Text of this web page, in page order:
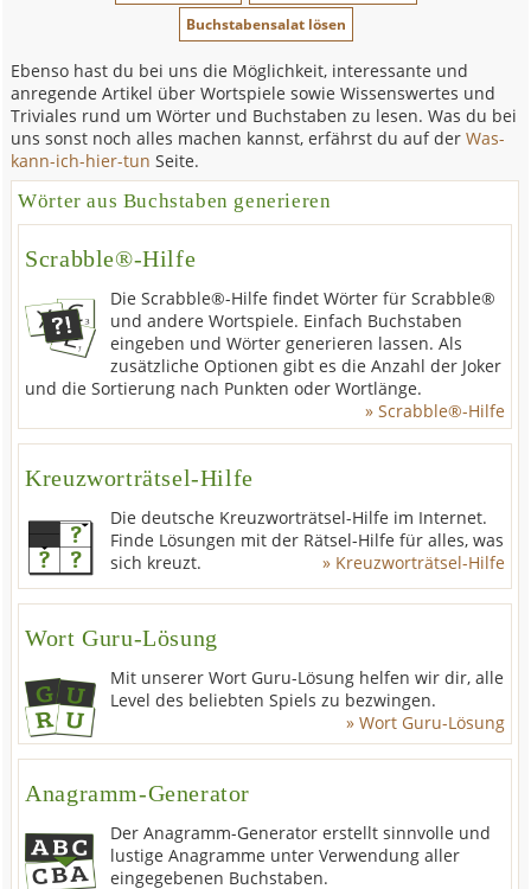
Ebenso hast du bei uns die Möglichkeit, interessante und
anregende Artikel über Wortspiele sowie Wissenswertes und
Triviales rund um Wörter und Buchstaben zu lesen. Was du bei
uns sonst noch alles machen kannst, erfährst du auf derWas-
kann-ich-hier-tun Seite.
Wörter aus Buchstaben generieren
Scrabble®-Hilfe
Die Scrabble®-Hilfe findet Wörter für Scrabble®
und andere Wortspiele. Einfach Buchstaben
eingeben und Wörter generieren lassen. Als
zusätzliche Optionen gibt es die Anzahl der Joker
und die Sortierung nach Punkten oder Wortlänge.
» Scrabble®-Hilfe
Kreuzworträtsel-Hilfe
Die deutsche Kreuzworträtsel-Hilfe im Internet.
Finde Lösungen mit der Rätsel-Hilfe für alles, was
sich kreuzt.
» Kreuzworträtsel-Hilfe
Wort Guru-Lösung
Mit unserer Wort Guru-Lösung helfen wir dir, alle
Level des beliebten Spiels zu bezwingen.
» Wort Guru-Lösung
Anagramm-Generator
Der Anagramm-Generator erstellt sinnvolle und
lustige Anagramme unter Verwendung aller
eingegebenen Buchstaben.